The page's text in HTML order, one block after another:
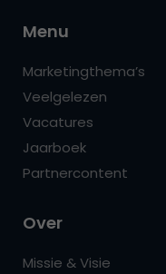
Menu
Marketingthema’s
Veelgelezen
Vacatures
Jaarboek
Partnercontent
Over
Missie & Visie